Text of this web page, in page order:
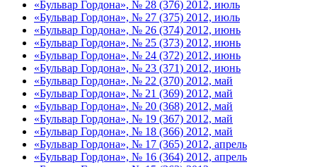
«Бульвар Гордона», № 28 (376) 2012, июль
«Бульвар Гордона», № 27 (375) 2012, июль
«Бульвар Гордона», № 26 (374) 2012, июнь
«Бульвар Гордона», № 25 (373) 2012, июнь
«Бульвар Гордона», № 24 (372) 2012, июнь
«Бульвар Гордона», № 23 (371) 2012, июнь
«Бульвар Гордона», № 22 (370) 2012, май
«Бульвар Гордона», № 21 (369) 2012, май
«Бульвар Гордона», № 20 (368) 2012, май
«Бульвар Гордона», № 19 (367) 2012, май
«Бульвар Гордона», № 18 (366) 2012, май
«Бульвар Гордона», № 17 (365) 2012, апрель
«Бульвар Гордона», № 16 (364) 2012, апрель